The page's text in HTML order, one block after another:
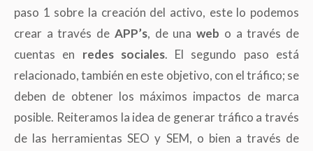
paso 1 sobre la creación del activo, este lo podemos
crear a través de APP’s, de unaweb o a través de
cuentas en redes sociales. El segundo paso está
relacionado, también en este objetivo, con el tráfico; se
deben de obtener los máximos impactos de marca
posible. Reiteramos la idea de generar tráfico a través
de las herramientas SEO y SEM, o bien a través de